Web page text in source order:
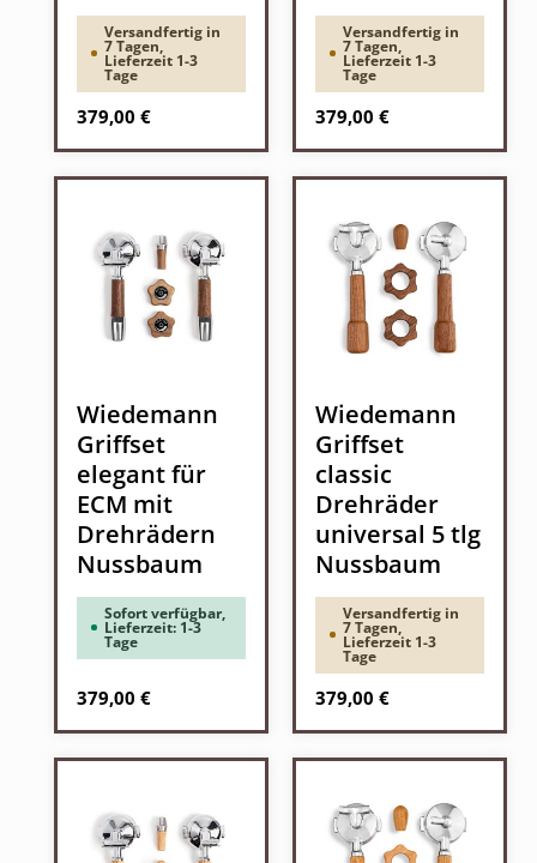
Versandfertig in
7 Tagen,
Lieferzeit 1-3
Tage
Regulärer Preis:
379,00 €
Versandfertig in
7 Tagen,
Lieferzeit 1-3
Tage
Regulärer Preis:
379,00 €
Wiedemann
Griffset
elegant für
ECM mit
Drehrädern
Nussbaum
Sofort verfügbar,
Lieferzeit: 1-3
Tage
Regulärer Preis:
379,00 €
Wiedemann
Griffset
classic
Drehräder
universal 5 tlg
Nussbaum
Versandfertig in
7 Tagen,
Lieferzeit 1-3
Tage
Regulärer Preis:
379,00 €